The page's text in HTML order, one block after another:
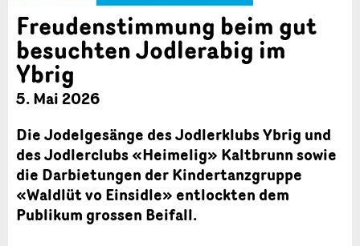
Freudenstimmung beim gut
besuchten Jodlerabig im
Ybrig
5. Mai 2026
Die Jodelgesänge des Jodlerklubs Ybrig und
des Jodlerclubs «Heimelig» Kaltbrunn sowie
die Darbietungen der Kindertanzgruppe
«Waldlüt vo Einsidle» entlockten dem
Publikum grossen Beifall.